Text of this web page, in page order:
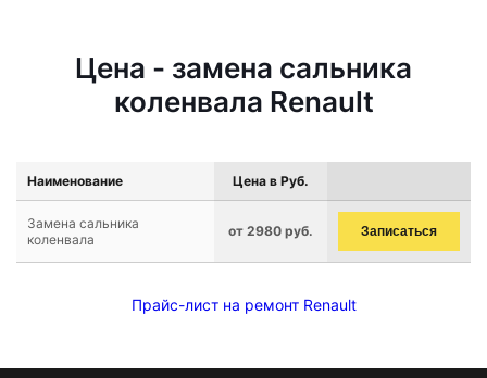
Цена - замена сальника
коленвала Renault
Наименование Цена в Руб.
Замена сальника
коленвала
от 2980 руб. Записаться
Прайс-лист на ремонт Renault